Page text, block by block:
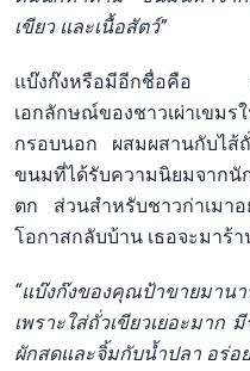
เขียว และเนื้อสัตว์”
แบ๊งก๊งหรือมีอีกชื่อคือ แบ๊
เอกลักษณ์ของชาวเผ่าเขม
กรอบนอก ผสมผสานกับไส้
ขนมที่ได้รับความนิยมจากนั
ตก ส่วนสำหรับชาวก่าเมา
โอกาสกลับบ้าน เธอจะมาร้
“แบ๊งก๊งของคุณป้าขายม
เพราะใส่ถั่วเขียวเยอะมาก
ผักสดและจิ้มกับน้ำปลา อร่อ